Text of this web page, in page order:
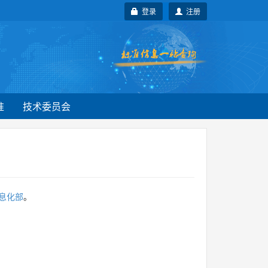
注册
登录
技术委员会
化部。